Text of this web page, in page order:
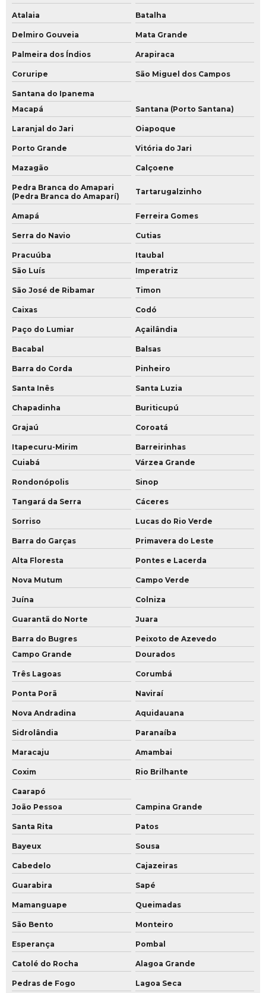
Atalaia Batalha
Delmiro Gouveia Mata Grande
Palmeira dos Índios Arapiraca
Coruripe São Miguel dos Campos
Santana do Ipanema
Macapá
Santana (Porto Santana)
Laranjal do Jari Oiapoque
Porto Grande Vitória do Jari
Mazagão Calçoene
Pedra Branca do Amapari
(Pedra Branca do Amaparí)
Tartarugalzinho
Amapá Ferreira Gomes
Serra do Navio Cutias
Pracuúba
Itaubal
São Luís
Imperatriz
São José de Ribamar Timon
Caixas Codó
Paço do Lumiar Açailândia
Bacabal Balsas
Barra do Corda Pinheiro
Santa Inês Santa Luzia
Chapadinha Buriticupú
Grajaú Coroatá
Itapecuru-Mirim
Barreirinhas
Cuiabá
Várzea Grande
Rondonópolis Sinop
Tangará da Serra Cáceres
Sorriso Lucas do Rio Verde
Barra do Garças Primavera do Leste
Alta Floresta Pontes e Lacerda
Nova Mutum Campo Verde
Juína Colniza
Guarantã do Norte Juara
Barra do Bugres
Peixoto de Azevedo
Campo Grande
Dourados
Três Lagoas Corumbá
Ponta Porã Naviraí
Nova Andradina Aquidauana
Sidrolândia Paranaíba
Maracaju Amambai
Coxim Rio Brilhante
Caarapó
João Pessoa
Campina Grande
Santa Rita Patos
Bayeux Sousa
Cabedelo Cajazeiras
Guarabira Sapé
Mamanguape Queimadas
São Bento Monteiro
Esperança Pombal
Catolé do Rocha Alagoa Grande
Pedras de Fogo
Lagoa Seca